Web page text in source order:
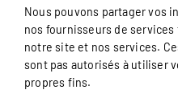
Nous pouvons partager vos
nos fournisseurs de
notre site et nos services.
sont pas autorisés à utiliser
propres fins.